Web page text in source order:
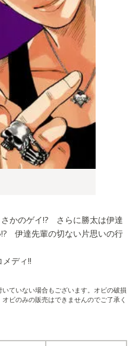
かのゲイ!? さらに勝太は伊達
伊達先輩の切ない片思いの行
ディ!!
ていない場合もございます。オビの破損
ビのみの販売はできませんのでご了承く